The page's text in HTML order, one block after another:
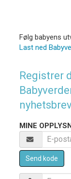
Følg babyens
Last ned
Registrer
MINE
Send kode